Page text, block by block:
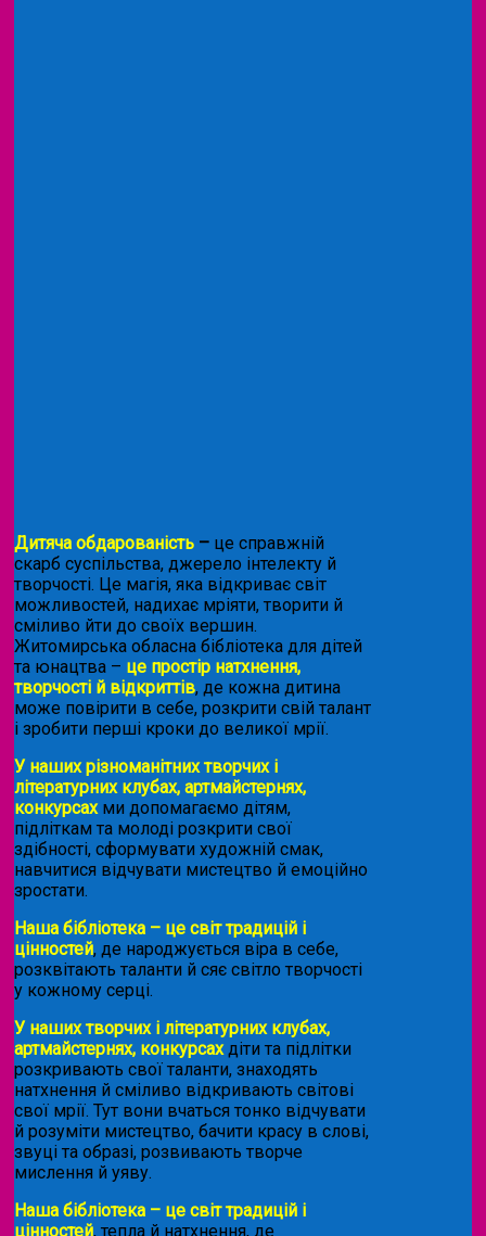
Дитяча обдарованість – це справжній
скарб суспільства, джерело інтелекту й
творчості. Це магія, яка відкриває світ
можливостей, надихає мріяти, творити й
сміливо йти до своїх вершин.
Житомирська обласна бібліотека для дітей
та юнацтва – це простір натхнення,
творчості й відкриттів, де кожна дитина
може повірити в себе, розкрити свій талант
і зробити перші кроки до великої мрії.
У наших різноманітних творчих і
літературних клубах, артмайстернях,
конкурсахми допомагаємо дітям,
підліткам та молоді розкрити свої
здібності, сформувати художній смак,
навчитися відчувати мистецтво й емоційно
зростати.
Наша бібліотека – це світ традицій і
цінностей, де народжується віра в себе,
розквітають таланти й сяє світло творчості
у кожному серці.
У наших творчих і літературних клубах,
артмайстернях, конкурсахдіти та підлітки
розкривають свої таланти, знаходять
натхнення й сміливо відкривають світові
свої мрії. Тут вони вчаться тонко відчувати
й розуміти мистецтво, бачити красу в слові,
звуці та образі, розвивають творче
мислення й уяву.
Наша бібліотека – це світ традицій і
цінностей, тепла й натхнення, де